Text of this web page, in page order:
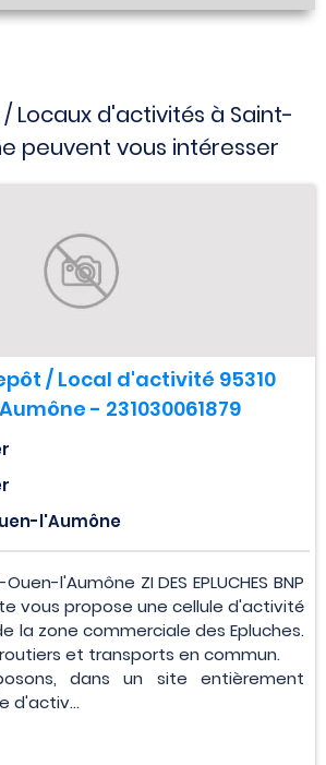
Locaux d'activités à Saint-
peuvent vous intéresser
/ Local d'activité 95310
- 231030061879
l'Aumône
l'Aumône ZI DES EPLUCHES BNP
vous propose une cellule d'activité
la zone commerciale des Epluches.
et transports en commun.
dans un site entièrement
d'activ...